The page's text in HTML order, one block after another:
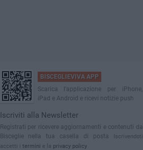
BISCEGLIEVIVA APP
Scarica l'applicazione per iPhone,
iPad e Android e ricevi notizie push
Iscriviti alla Newsletter
Registrati per ricevere aggiornamenti e contenuti da
Bisceglie nella tua casella di posta
Iscrivendoti
accetti i termini e la privacy policy